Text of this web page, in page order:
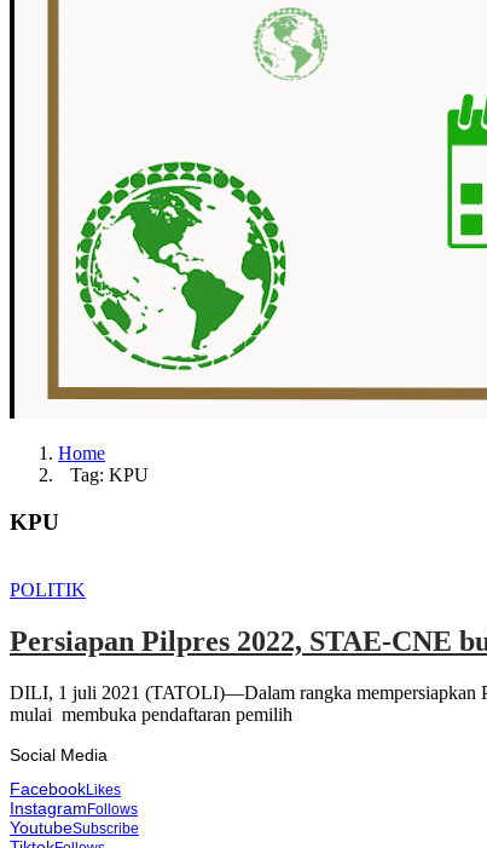
Home
Tag: KPU
KPU
POLITIK
Persiapan Pilpres 2022, STAE-CNE
DILI, 1 juli 2021 (TATOLI)—Dalam rangka mempersiapkan
mulai membuka pendaftaran pemilih
Social Media
FacebookLikes
InstagramFollows
YoutubeSubscribe